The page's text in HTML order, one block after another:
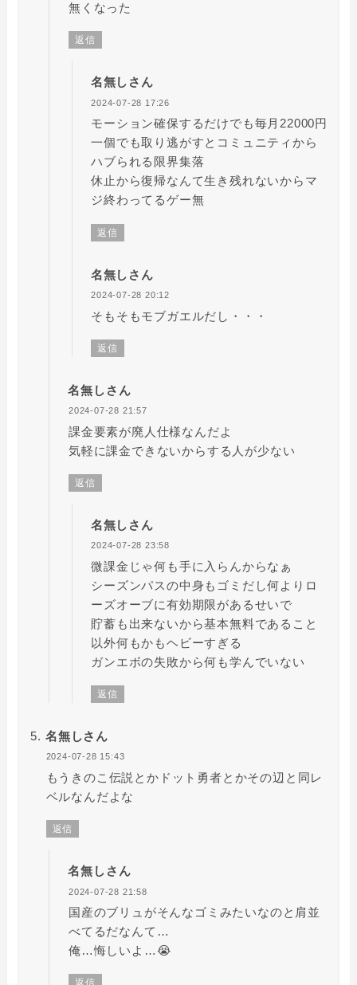
無くなった
返信
名無しさん
2024-07-28 17:26
モーション確保するだけでも毎月22000円
一個でも取り逃がすとコミュニティから
ハブられる限界集落
休止から復帰なんて生き残れないからマ
ジ終わってるゲー無
返信
名無しさん
2024-07-28 20:12
そもそもモブガエルだし・・・
返信
名無しさん
2024-07-28 21:57
課金要素が廃人仕様なんだよ
気軽に課金できないからする人が少ない
返信
名無しさん
2024-07-28 23:58
微課金じゃ何も手に入らんからなぁ
シーズンパスの中身もゴミだし何よりロ
ーズオーブに有効期限があるせいで
貯蓄も出来ないから基本無料であること
以外何もかもヘビーすぎる
ガンエボの失敗から何も学んでいない
返信
名無しさん
2024-07-28 15:43
もうきのこ伝説とかドット勇者とかその辺と同レ
ベルなんだよな
返信
名無しさん
2024-07-28 21:58
国産のブリュがそんなゴミみたいなのと肩並
べてるだなんて…
俺…悔しいよ…😭
返信